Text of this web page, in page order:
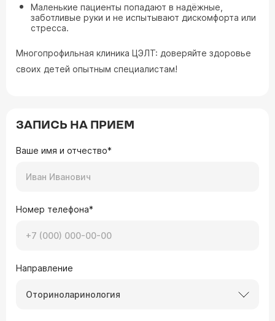
Маленькие пациенты попадают в надёжные,
заботливые руки и не испытывают дискомфорта или
стресса.
Многопрофильная клиника ЦЭЛТ: доверяйте здоровье
своих детей опытным специалистам!
ЗАПИСЬ НА ПРИЕМ
Ваше имя и отчество*
Номер телефона*
Направление
Оториноларинология